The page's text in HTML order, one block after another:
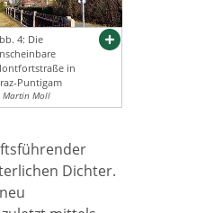
4: Die
in
Puntigam
Moll
Dichter.